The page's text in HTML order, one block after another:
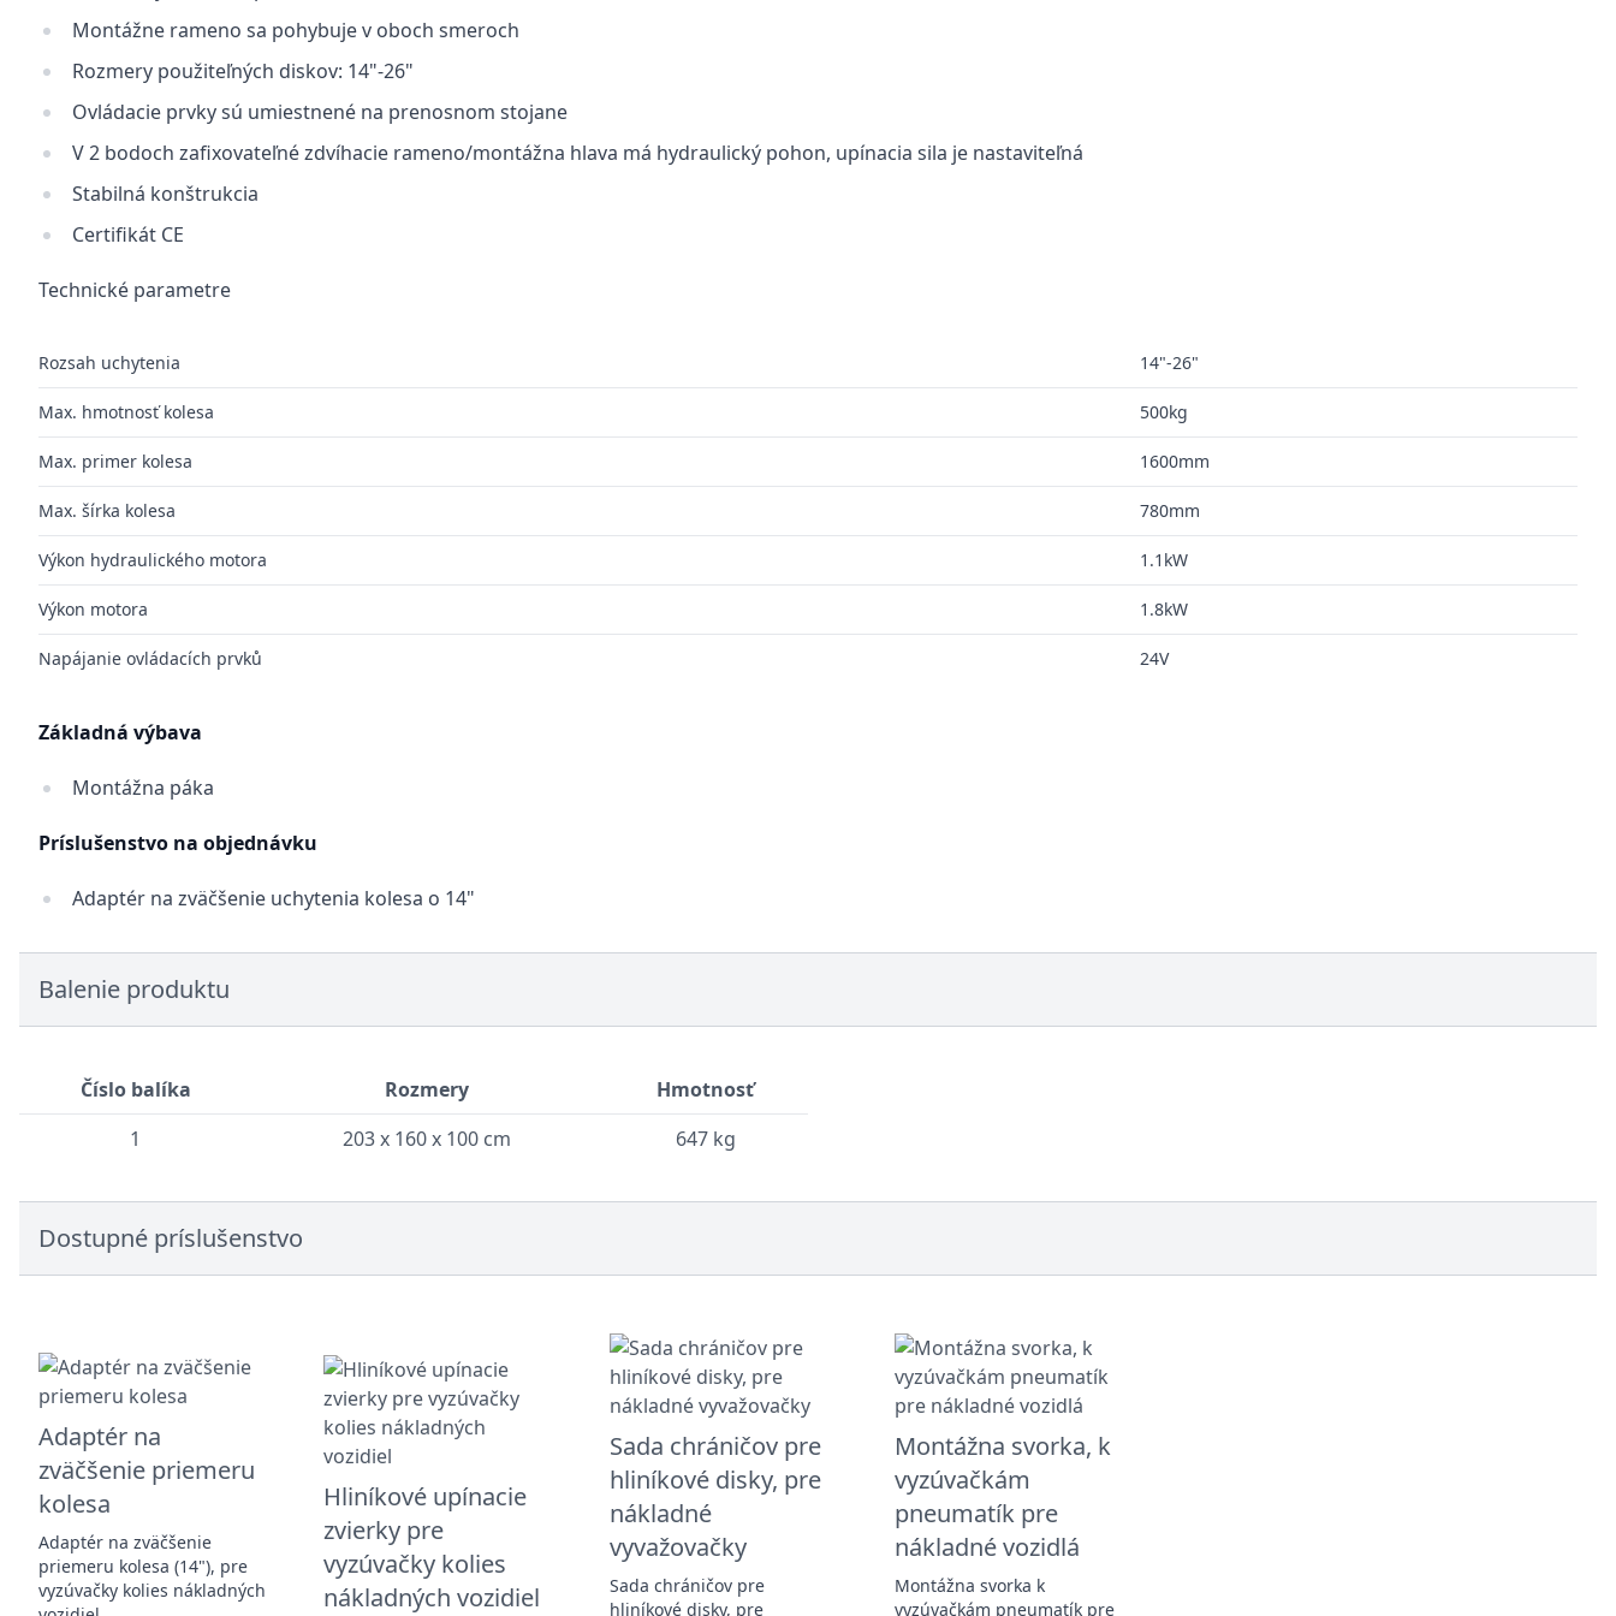
Montážne rameno sa pohybuje v oboch smeroch
Rozmery použiteľných diskov: 14"-26"
Ovládacie prvky sú umiestnené na prenosnom stojane
V 2 bodoch zafixovateľné zdvíhacie rameno/montážna hlava má hydraulický pohon, upínacia sila je nastaviteľná
Stabilná konštrukcia
Certifikát CE
Technické parametre
Rozsah uchytenia 14"-26"
Max. hmotnosť kolesa 500kg
Max. primer kolesa 1600mm
Max. šírka kolesa 780mm
Výkon hydraulického motora 1.1kW
Výkon motora 1.8kW
Napájanie ovládacích prvků 24V
Základná výbava
Montážna páka
Príslušenstvo na objednávku
Adaptér na zväčšenie uchytenia kolesa o 14"
Balenie produktu
Číslo balíka Rozmery
Hmotnosť
1
203 x 160 x 100 cm 647 kg
Dostupné príslušenstvo
Adaptér na
zväčšenie priemeru
kolesa
Adaptér na zväčšenie
priemeru kolesa (14"), pre
vyzúvačky kolies nákladných
Hliníkové upínacie
zvierky pre
vyzúvačky kolies
nákladných vozidiel
Sada chráničov pre
hliníkové disky, pre
nákladné
vyvažovačky
Sada chráničov pre
hliníkové disky, pre
Montážna svorka, k
vyzúvačkám
pneumatík pre
nákladné vozidlá
Montážna svorka k
vyzúvačkám pneumatík pre